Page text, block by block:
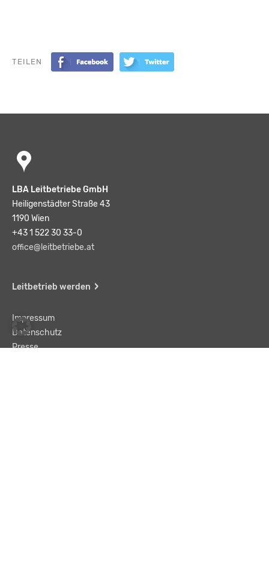
TEILEN
LBA Leitbetriebe GmbH
Heiligenstädter Straße 43
1190 Wien
+43 1 522 30 33-0
office@leitbetriebe.at
Leitbetrieb werden
Impressum
Datenschutz
Presse